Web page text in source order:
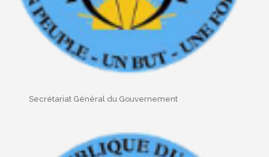
Secrétariat Général du Gouvernement